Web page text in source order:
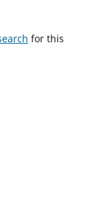
for this